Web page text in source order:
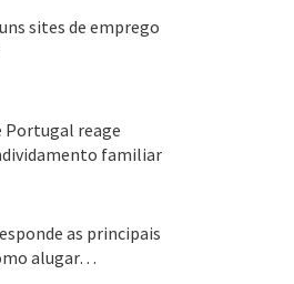
sites de emprego
Portugal reage
familiar
as principais
alugar…